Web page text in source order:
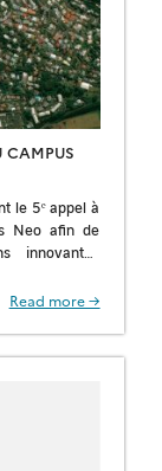
CAMPUS
le 5ᵉ appel à
Neo afin de
innovantes
Read more →